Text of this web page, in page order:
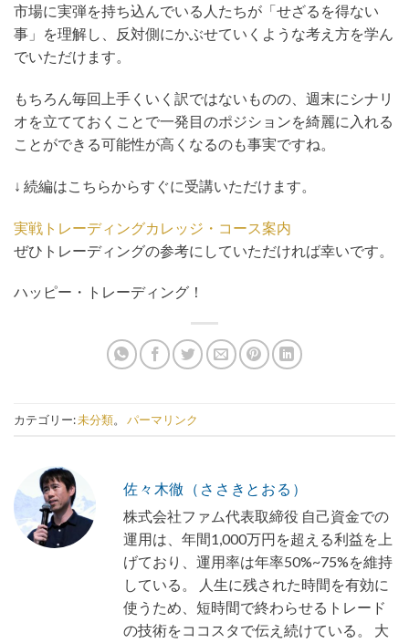
市場に実弾を持ち込んでいる人たちが「せざるを得ない
事」を理解し、反対側にかぶせていくような考え方を学ん
でいただけます。
もちろん毎回上手くいく訳ではないものの、週末にシナリ
オを立てておくことで一発目のポジションを綺麗に入れる
ことができる可能性が高くなるのも事実ですね。
↓ 続編はこちらからすぐに受講いただけます。
実戦トレーディングカレッジ・コース案内
ぜひトレーディングの参考にしていただければ幸いです。
ハッピー・トレーディング！
カテゴリー:未分類。 パーマリンク
佐々木徹（ささきとおる）
株式会社ファム代表取締役 自己資金での
運用は、年間1,000万円を超える利益を上
げており、運用率は年率50%~75%を維持
している。 人生に残された時間を有効に
使うため、短時間で終わらせるトレード
の技術をココスタで伝え続けている。 大